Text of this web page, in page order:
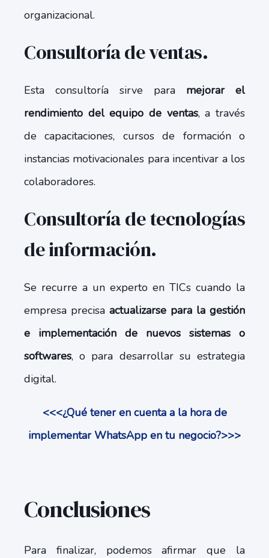
organizacional.
Consultoría de ventas.
Esta consultoría sirve para mejorar el
rendimiento del equipo de ventas, a través
de capacitaciones, cursos de formación o
instancias motivacionales para incentivar a los
colaboradores.
Consultoría de tecnologías
de información.
Se recurre a un experto en TICs cuando la
empresa precisa actualizarse para la gestión
e implementación de nuevos sistemas o
softwares, o para desarrollar su estrategia
digital.
<<<¿Qué tener en cuenta a la hora de
implementar WhatsApp en tu negocio?>>>
Conclusiones
Para finalizar, podemos afirmar que la